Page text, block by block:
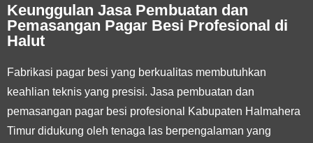
Keunggulan Jasa Pembuatan dan
Pemasangan Pagar Besi Profesional di
Halut
Fabrikasi pagar besi yang berkualitas membutuhkan
keahlian teknis yang presisi. Jasa pembuatan dan
pemasangan pagar besi profesional Kabupaten Halmahera
Timur didukung oleh tenaga las berpengalaman yang